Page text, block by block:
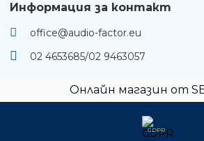
Информация за контакт
office@audio-factor.eu
02 4653685/02 9463057
Онлайн магазин от
GDPR